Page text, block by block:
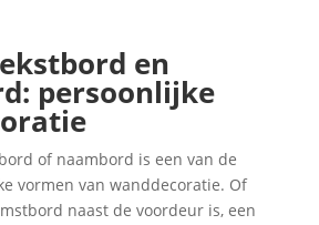
en
persoonlijke
of naambord is een van de
vormen van wanddecoratie. Of
naast de voordeur is, een